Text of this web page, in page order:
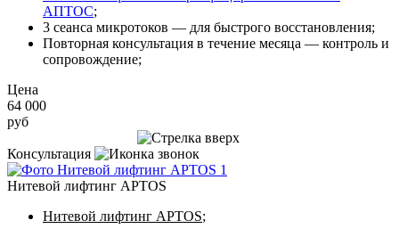
АПТОС;
3 сеанса микротоков — для быстрого восстановления;
Повторная консультация в течение месяца — контроль и
сопровождение;
Цена
64 000
руб
Консультация
Нитевой лифтинг APTOS
Нитевой лифтинг APTOS;